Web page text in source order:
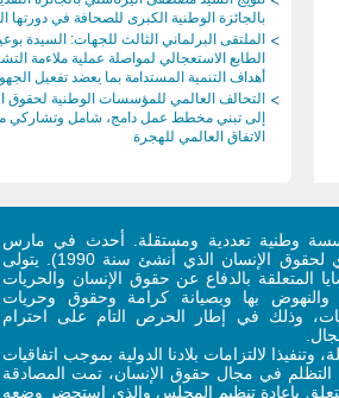
بالجائزة الوطنية الكبرى للصحافة في
الملتقى البرلماني الثالث للجهات: السيدة
الطابع الاستعجالي لمواصلة عملية ملاءمة
أهداف التنمية المستدامة بما يعضد تفعيل
التحالف العالمي للمؤسسات الوطنية لحقوق
إلى تبني مخطط عمل دامج، شامل وتشاركي
الاتفاق العالمي للهجرة
وطنية تعددية ومستقلة. أحدث في مارس
2011 (ليحل محل المجلس الاستشاري لحقوق الإنسان الذي أنشئ سنة 1990). يتولى
المتعلقة بالدفاع عن حقوق الإنسان والحريات
والنهوض بها وبصيانة كرامة وحقوق وحريات
وذلك في إطار الحرص التام على احترام
دستور 2011 ذات الصلة، وتنفيذا لالتزامات بلادنا الدولية بموجب اتفاقيات
التظلم في مجال حقوق الإنسان، تمت المصادقة
على القانون رقم 76.15 المتعلق بإعادة تنظيم المجلس والذي استحضر وضعه